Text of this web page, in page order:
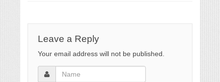
Leave a Reply
Your email address will not be published.